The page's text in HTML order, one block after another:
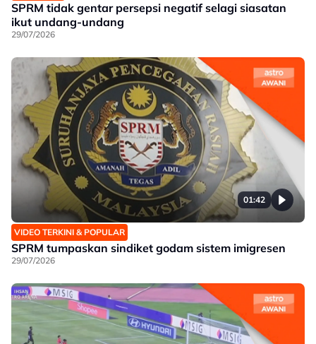
SPRM tidak gentar persepsi negatif selagi siasatan
ikut undang-undang
29/07/2026
01:42
VIDEO TERKINI & POPULAR
SPRM tumpaskan sindiket godam sistem imigresen
29/07/2026